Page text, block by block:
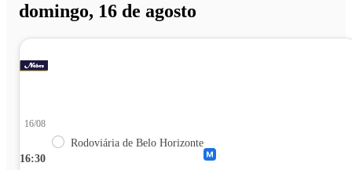
domingo, 16 de agosto
16:30
16/08
Rodoviária de Belo Horizonte